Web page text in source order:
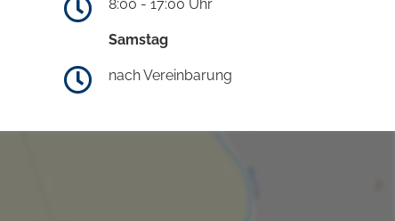
8:00 - 17:00 Uhr
Samstag
nach Vereinbarung